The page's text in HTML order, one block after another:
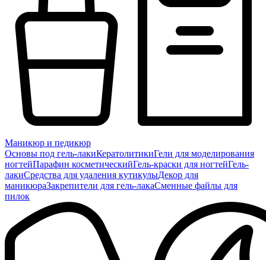
Маникюр и педикюр
Основы под гель-лакиКератолитикиГели для моделирования
ногтейПарафин косметическийГель-краски для ногтейГель-
лакиСредства для удаления кутикулыДекор для
маникюраЗакрепители для гель-лакаСменные файлы для
пилок